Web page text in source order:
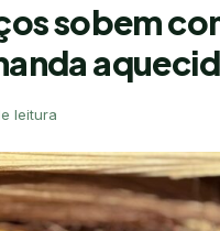
sobem
leitura